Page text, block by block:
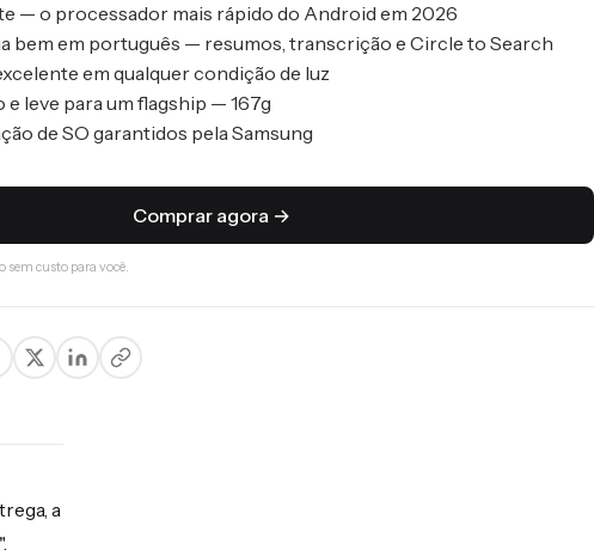
Ctrl+Z
Desfazendo o esquecimento da
história nerd.
— o processador mais rápido do Android em 2026
bem em português — resumos, transcrição e Circle to Search
em qualquer condição de luz
leve para um flagship — 167g
de SO garantidos pela Samsung
Comprar agora →
custo para você.
a